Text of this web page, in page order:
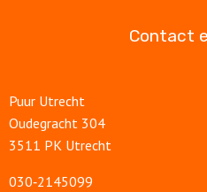
Contact
Puur Utrecht
Oudegracht 304
3511 PK Utrecht
030‑2145099